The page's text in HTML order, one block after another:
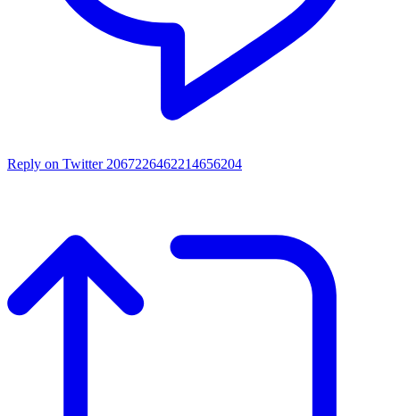
Reply on Twitter 2067226462214656204